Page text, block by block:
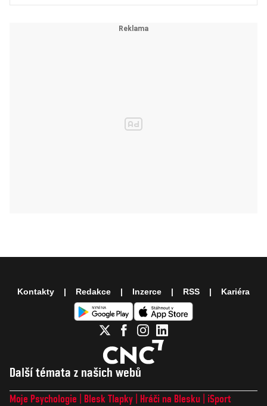
Další témata z našich webů
Moje Psychologie Blesk Tlapky Hráči na Blesku
iSport
Kontakty Redakce Inzerce RSS Kariéra